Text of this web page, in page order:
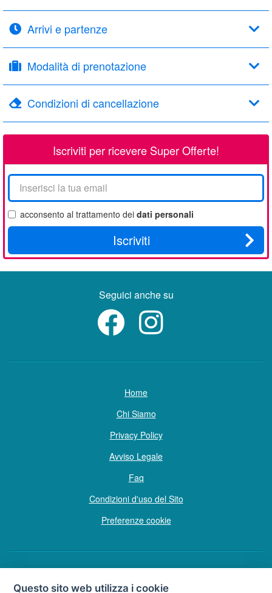
Arrivi e partenze
Modalità di prenotazione
Condizioni di cancellazione
Iscriviti per ricevere Super Offerte!
La
tua
email
acconsento al trattamento dei dati personali
Iscriviti
Seguici anche su
Home
Chi Siamo
Privacy Policy
Avviso Legale
Faq
Condizioni d'uso del Sito
Preferenze cookie
Copyright © Tutti i diritti sono riservati
Questo sito web utilizza i cookie